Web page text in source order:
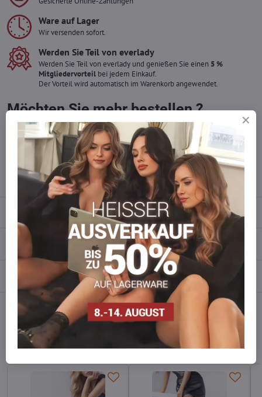
Ware auf Lager
Wir versenden sofort.
Werden Sie Teil von everlady
Werden Sie Teil von everlady und genießen Sie einen 5 %
Mitgliedervorteil bei jedem Einkauf.
Der Vorteil wird automatisch im Warenkorb angewendet.
Möchten Sie mehr bestellen ?
Zögern Sie nicht, uns zu kontaktieren, wir füllen die Ware für Sie
wieder auf!
info​​@everlady​​.eu
Bewertungen
Diskussion 0
FacebookTwitterBlueskyPinterestReddit WhatsApp
Alternative Produkte